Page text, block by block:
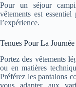
Pour un séjour
vêtements est
l’expérience.
Tenues Pour La Journée
Portez des vêtements
ou en matières
Préférez les pantalons
vous adapter aux